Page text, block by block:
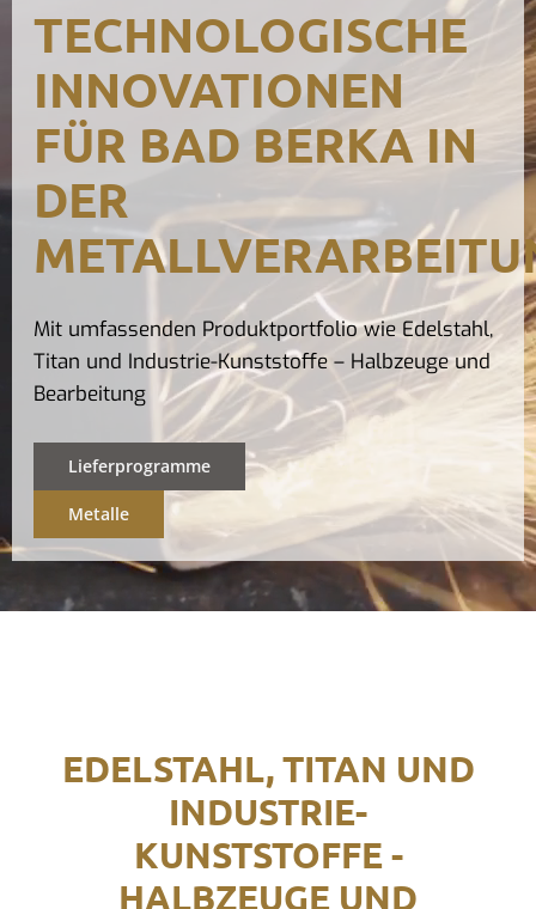
TECHNOLOGISCHE
INNOVATIONEN
FÜR BAD BERKA IN
DER
Mit umfassenden Produktportfolio wie Edelstahl,
Titan und Industrie-Kunststoffe – Halbzeuge und
Bearbeitung
Lieferprogramme
Metalle
EDELSTAHL, TITAN UND
INDUSTRIE-
KUNSTSTOFFE -
HALBZEUGE UND